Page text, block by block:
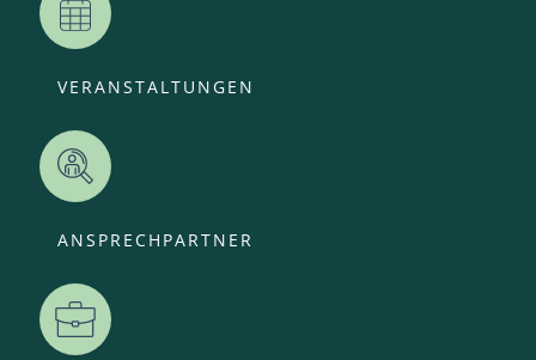
VERANSTALTUNGEN
ANSPRECHPARTNER